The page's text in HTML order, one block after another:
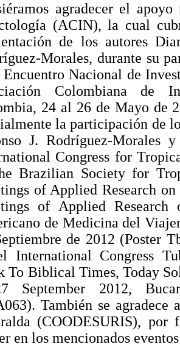
agradecer el
(ACIN), la cual
de los autores
Morales, durante su
Nacional de
Colombiana de
24 al 26 de Mayo de
la participación de
J. Rodríguez-Morales
Congress for
Brazilian Society for
of Applied Research
of Applied
de Medicina del
de 2012 (Poster
International Congress
To Biblical Times, Today
September 2012,
También se agradece
(COODESURIS), por
en los mencionados